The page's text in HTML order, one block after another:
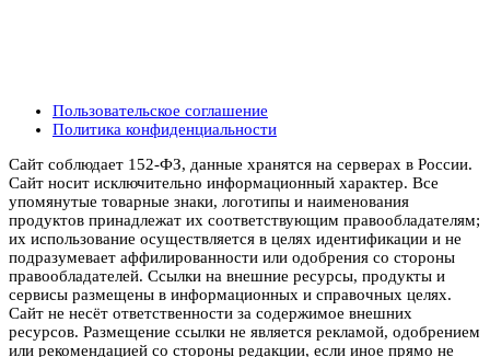
Пользовательское соглашение
Политика конфиденциальности
Сайт соблюдает 152-ФЗ, данные хранятся на серверах в России.
Сайт носит исключительно информационный характер. Все
упомянутые товарные знаки, логотипы и наименования
продуктов принадлежат их соответствующим правообладателям;
их использование осуществляется в целях идентификации и не
подразумевает аффилированности или одобрения со стороны
правообладателей. Ссылки на внешние ресурсы, продукты и
сервисы размещены в информационных и справочных целях.
Сайт не несёт ответственности за содержимое внешних
ресурсов. Размещение ссылки не является рекламой, одобрением
или рекомендацией со стороны редакции, если иное прямо не